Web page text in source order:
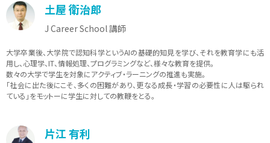
土屋 衛治郎
J Career School 講師
大学卒業後、大学院で認知科学というAIの基礎的知見を学び、それを教育学にも活
用し、心理学、IT、情報処理、プログラミングなど、様々な教育を提供。
数々の大学で学生を対象にアクティブ・ラーニングの推進も実施。
「社会に出た後にこそ、多くの困難があり、更なる成長・学習の必要性に人は駆られ
ている」をモットーに学生に対しての教鞭をとる。
片江 有利